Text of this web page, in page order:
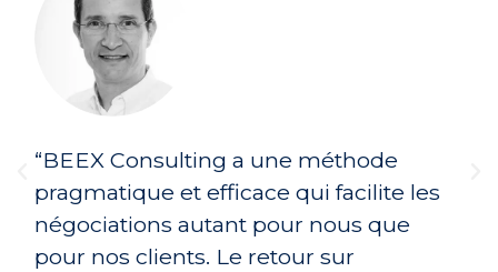
les
que
"Avec le programme LEADEX
méthode de négociation de
Consulting, je peux
cadre équitable et